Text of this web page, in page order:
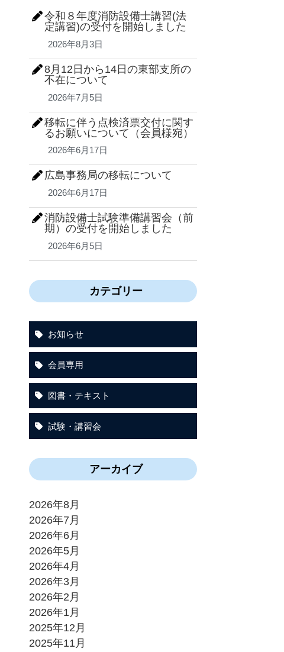
令和８年度消防設備士講習(法
定講習)の受付を開始しました
2026年8月3日
8月12日から14日の東部支所の
不在について
2026年7月5日
移転に伴う点検済票交付に関す
るお願いについて（会員様宛）
2026年6月17日
広島事務局の移転について
2026年6月17日
消防設備士試験準備講習会（前
期）の受付を開始しました
2026年6月5日
カテゴリー
お知らせ
会員専用
図書・テキスト
試験・講習会
アーカイブ
2026年8月
2026年7月
2026年6月
2026年5月
2026年4月
2026年3月
2026年2月
2026年1月
2025年12月
2025年11月